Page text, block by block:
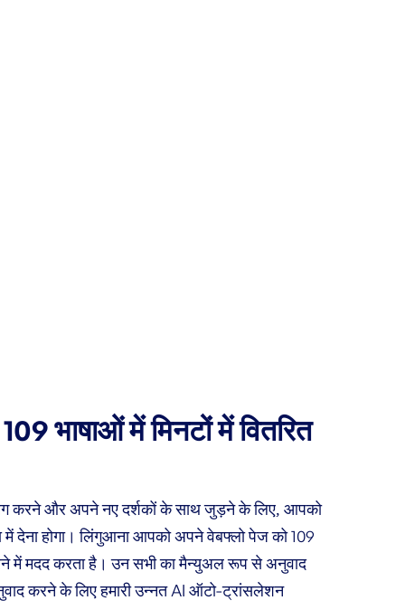
भाषाओं में मिनटों में वितरित
करने और अपने नए दर्शकों के साथ जुड़ने के लिए, आपको
में देना होगा। लिंगुआना आपको अपने वेबफ्लो पेज को 109
में मदद करता है। उन सभी का मैन्युअल रूप से अनुवाद
करने के लिए हमारी उन्नत AI ऑटो-ट्रांसलेशन